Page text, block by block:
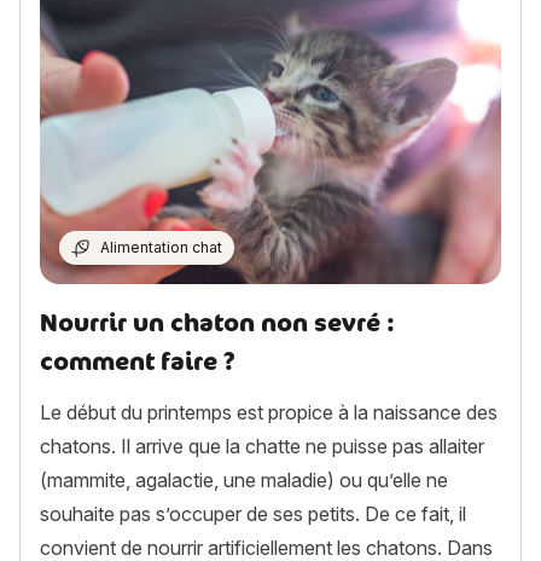
Alimentation chat
Nourrir un chaton non sevré :
comment faire ?
Le début du printemps est propice à la naissance des
chatons. Il arrive que la chatte ne puisse pas allaiter
(mammite, agalactie, une maladie) ou qu’elle ne
souhaite pas s’occuper de ses petits. De ce fait, il
convient de nourrir artificiellement les chatons. Dans